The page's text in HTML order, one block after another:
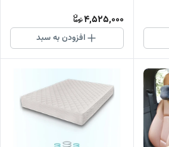
4,525,000
افزودن به سبد